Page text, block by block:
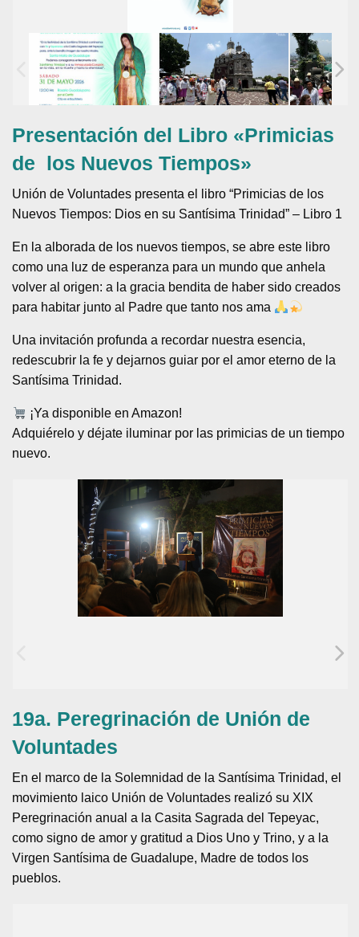
Presentación del Libro «Primicias
de los Nuevos Tiempos»
Unión de Voluntades presenta el libro “Primicias de los
Nuevos Tiempos: Dios en su Santísima Trinidad” – Libro 1
En la alborada de los nuevos tiempos, se abre este libro
como una luz de esperanza para un mundo que anhela
volver al origen: a la gracia bendita de haber sido creados
para habitar junto al Padre que tanto nos ama
Una invitación profunda a recordar nuestra esencia,
redescubrir la fe y dejarnos guiar por el amor eterno de la
Santísima Trinidad.
¡Ya disponible en Amazon!
Adquiérelo y déjate iluminar por las primicias de un tiempo
nuevo.
19a. Peregrinación de Unión de
Voluntades
En el marco de la Solemnidad de la Santísima Trinidad, el
movimiento laico Unión de Voluntades realizó su XIX
Peregrinación anual a la Casita Sagrada del Tepeyac,
como signo de amor y gratitud a Dios Uno y Trino, y a la
Virgen Santísima de Guadalupe, Madre de todos los
pueblos.